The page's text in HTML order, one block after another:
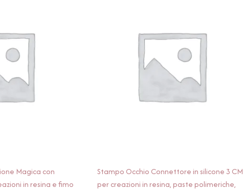
Magica con
in resina e fimo
Stampo Occhio Connettore in silicone 3 CM
per creazioni in resina, paste polimeriche,